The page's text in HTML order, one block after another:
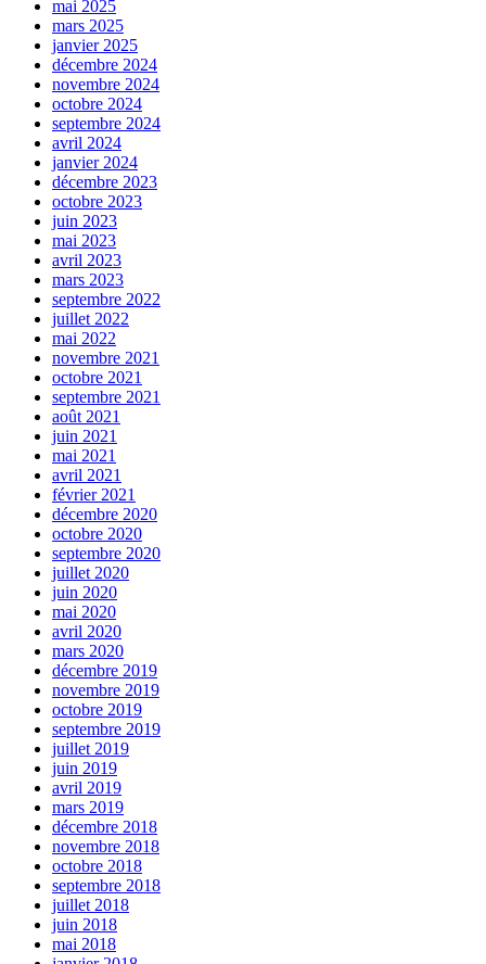
mai 2025
mars 2025
janvier 2025
décembre 2024
novembre 2024
octobre 2024
septembre 2024
avril 2024
janvier 2024
décembre 2023
octobre 2023
juin 2023
mai 2023
avril 2023
mars 2023
septembre 2022
juillet 2022
mai 2022
novembre 2021
octobre 2021
septembre 2021
août 2021
juin 2021
mai 2021
avril 2021
février 2021
décembre 2020
octobre 2020
septembre 2020
juillet 2020
juin 2020
mai 2020
avril 2020
mars 2020
décembre 2019
novembre 2019
octobre 2019
septembre 2019
juillet 2019
juin 2019
avril 2019
mars 2019
décembre 2018
novembre 2018
octobre 2018
septembre 2018
juillet 2018
juin 2018
mai 2018